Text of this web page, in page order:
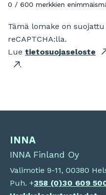
0 / 600 merkkien
Tämä lomake on suojattu
reCAPTCHA:lla.
Lue tietosuojaseloste
.
INNA
INNA Finland Oy
Valimotie 9-11, 00380
Puh. +358 (0)30 609